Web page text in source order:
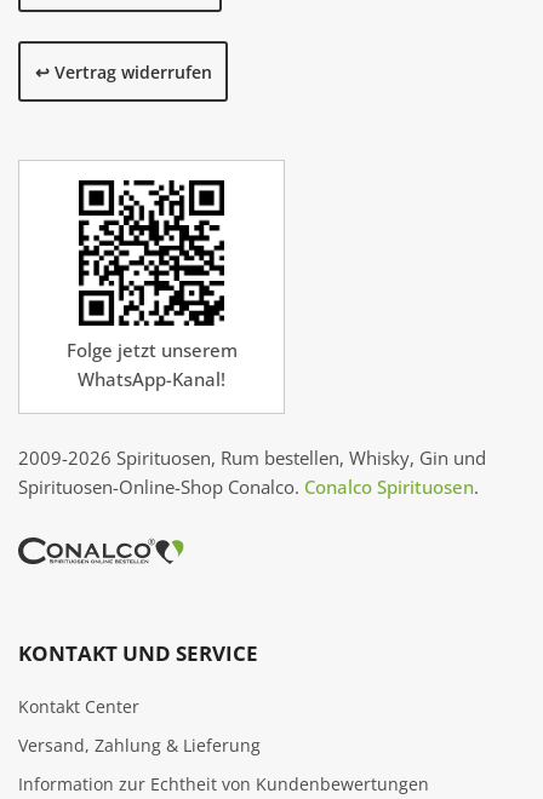
↩️ Vertrag widerrufen
Folge jetzt unserem
WhatsApp-Kanal!
2009-2026 Spirituosen, Rum bestellen, Whisky, Gin und
Spirituosen-Online-Shop Conalco. Conalco Spirituosen.
KONTAKT UND SERVICE
Kontakt Center
Versand, Zahlung & Lieferung
Information zur Echtheit von Kundenbewertungen